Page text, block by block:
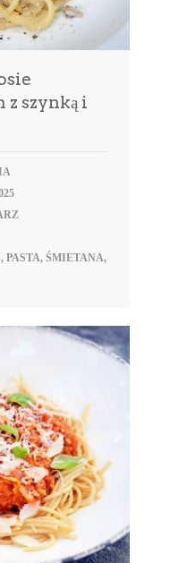
szynką i
, PASTA, ŚMIETANA,